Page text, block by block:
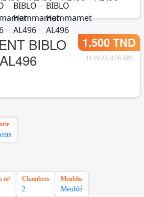
BIBLO
1.500 TND
11/10/25, 9:56 AM
m² Chambres
2
Meubles
Meublé